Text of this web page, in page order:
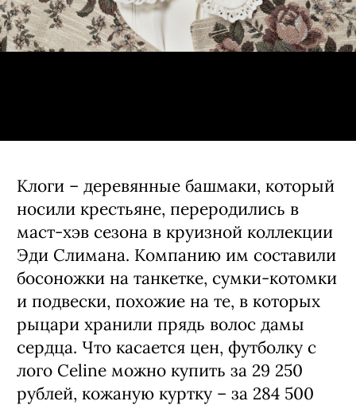
Клоги – деревянные башмаки, который
носили крестьяне, переродились в
маст-хэв сезона в круизной коллекции
Эди Слимана. Компанию им составили
босоножки на танкетке, сумки-котомки
и подвески, похожие на те, в которых
рыцари хранили прядь волос дамы
сердца. Что касается цен, футболку с
лого Celine можно купить за 29 250
рублей, кожаную куртку – за 284 500